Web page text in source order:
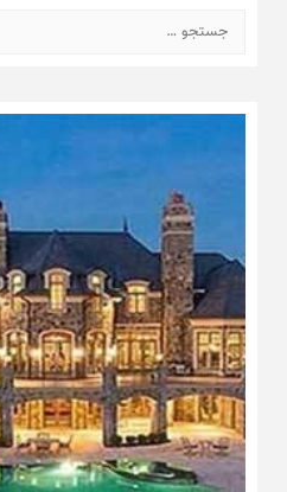
جستجو
برای: